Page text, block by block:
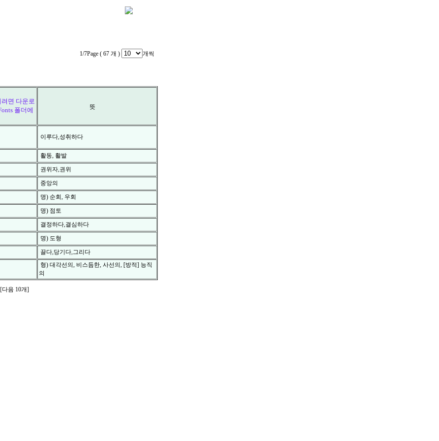
1/7Page ( 67 개 ) 개씩
뜻
이루다,성취하다
활동, 활발
권위자,권위
중앙의
명) 순회, 우회
명) 점토
결정하다,결심하다
명) 도형
끌다,당기다,그리다
형) 대각선의, 비스듬한, 사선의, [방적] 능직
의
[다음 10개]